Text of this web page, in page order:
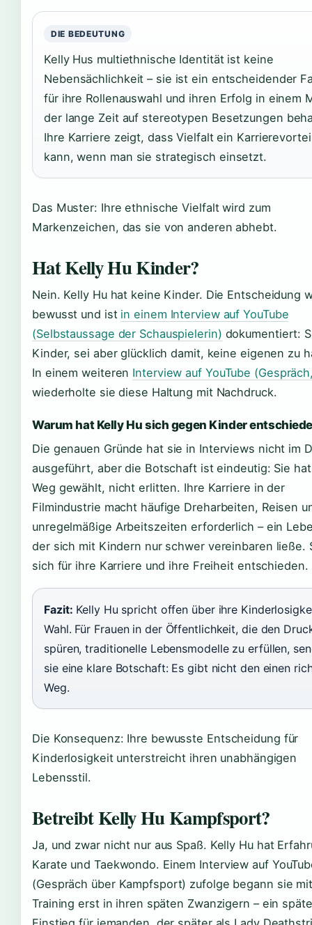
DIE BEDEUTUNG
Kelly Hus multiethnische Identität ist keine
Nebensächlichkeit – sie ist ein entscheidender
für ihre Rollenauswahl und ihren Erfolg in einem
der lange Zeit auf stereotypen Besetzungen
Ihre Karriere zeigt, dass Vielfalt ein
kann, wenn man sie strategisch einsetzt.
Das Muster: Ihre ethnische Vielfalt wird zum
Markenzeichen, das sie von anderen abhebt.
Hat Kelly Hu Kinder?
Nein. Kelly Hu hat keine Kinder. Die Entscheidung
bewusst und ist in einem Interview auf YouTube
(Selbstaussage der Schauspielerin) dokumentiert:
Kinder, sei aber glücklich damit, keine eigenen zu
In einem weiteren Interview auf YouTube
wiederholte sie diese Haltung mit Nachdruck.
Warum hat Kelly Hu sich gegen Kinder
Die genauen Gründe hat sie in Interviews nicht im
ausgeführt, aber die Botschaft ist eindeutig: Sie
Weg gewählt, nicht erlitten. Ihre Karriere in der
Filmindustrie macht häufige Dreharbeiten, Reisen
unregelmäßige Arbeitszeiten erforderlich – ein
der sich mit Kindern nur schwer vereinbaren ließe.
sich für ihre Karriere und ihre Freiheit entschieden.
Fazit: Kelly Hu spricht offen über ihre
Wahl. Für Frauen in der Öffentlichkeit, die den
spüren, traditionelle Lebensmodelle zu erfüllen,
sie eine klare Botschaft: Es gibt nicht den einen
Weg.
Die Konsequenz: Ihre bewusste Entscheidung für
Kinderlosigkeit unterstreicht ihren unabhängigen
Lebensstil.
Betreibt Kelly Hu Kampfsport?
Ja, und zwar nicht nur aus Spaß. Kelly Hu hat
Karate und Taekwondo. Einem Interview auf
(Gespräch über Kampfsport) zufolge begann sie
Training erst in ihren späten Zwanzigern – ein